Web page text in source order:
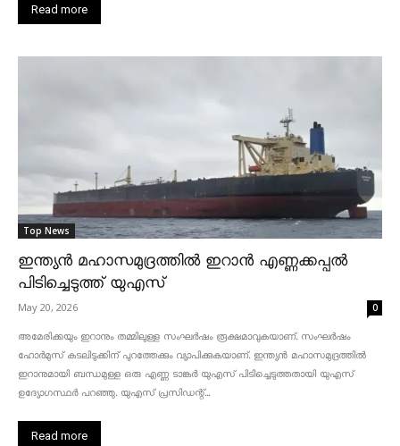
Read more
Top News
ഇന്ത്യൻ മഹാസമുദ്രത്തിൽ ഇറാൻ എണ്ണക്കപ്പൽ
പിടിച്ചെടുത്ത് യുഎസ്
May 20, 2026 0
അമേരിക്കയും ഇറാനും തമ്മിലുള്ള സംഘർഷം രൂക്ഷമാവുകയാണ്. സംഘർഷം
ഹോർമുസ് കടലിടുക്കിന് പുറത്തേക്കും വ്യാപിക്കുകയാണ്. ഇന്ത്യൻ മഹാസമുദ്രത്തിൽ
ഇറാനുമായി ബന്ധമുള്ള ഒരു എണ്ണ ടാങ്കർ യുഎസ് പിടിച്ചെടുത്തതായി യുഎസ്
ഉദ്യോഗസ്ഥർ പറഞ്ഞു. യുഎസ് പ്രസിഡന്റ്...
Read more